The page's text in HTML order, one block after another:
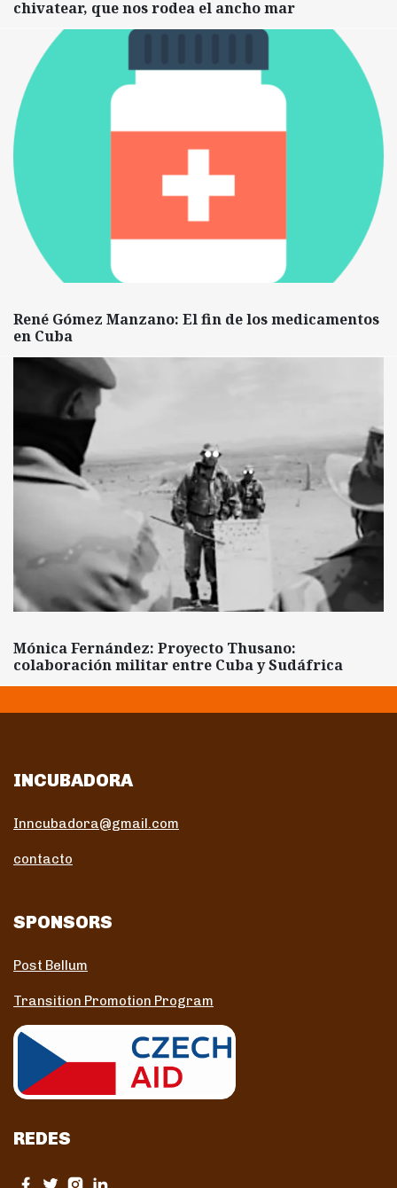
chivatear, que nos rodea el ancho mar
René Gómez Manzano: El fin de los medicamentos
en Cuba
Mónica Fernández: Proyecto Thusano:
colaboración militar entre Cuba y Sudáfrica
INCUBADORA
Inncubadora@gmail.com
contacto
SPONSORS
Post Bellum
Transition Promotion Program
REDES